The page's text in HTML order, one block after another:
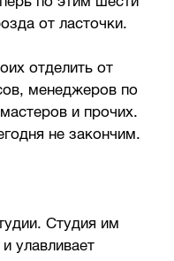
от ласточки.
отделить от
менеджеров по
и прочих.
не закончим.
Студия им
улавливает